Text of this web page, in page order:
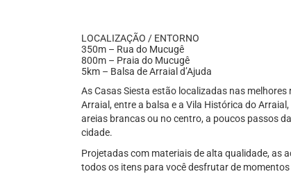
LOCALIZAÇÃO / ENTORNO
350m – Rua do Mucugê
800m – Praia do Mucugê
5km – Balsa de Arraial d’Ajuda
As Casas Siesta estão localizadas nas
Arraial, entre a balsa e a Vila Histórica do
areias brancas ou no centro, a poucos passos
cidade.
Projetadas com materiais de alta qualidade, as
todos os itens para você desfrutar de